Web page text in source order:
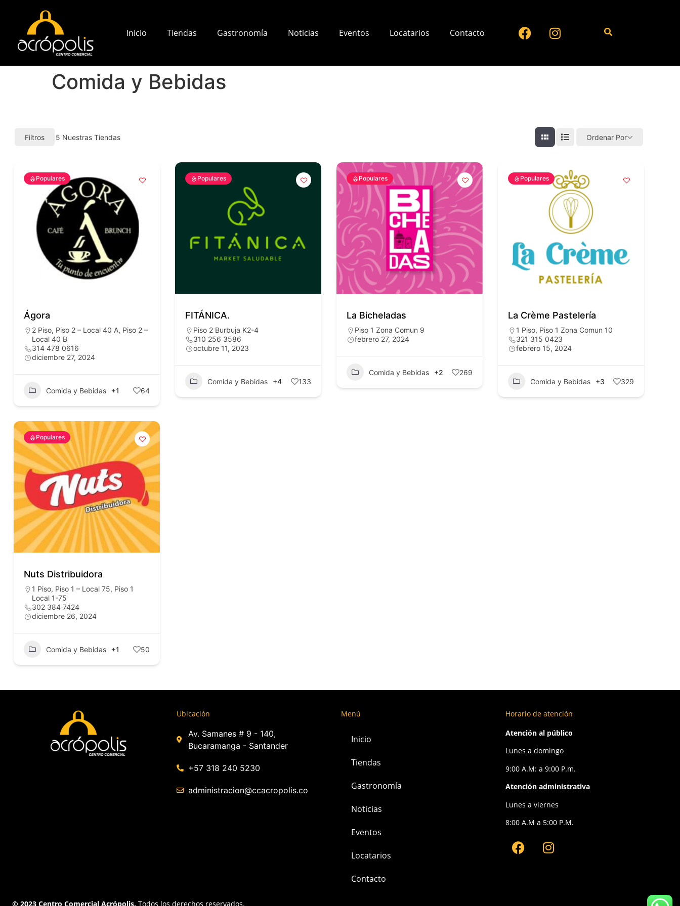
Inicio Tiendas Gastronomía Noticias Eventos Locatarios Contacto
Comida y Bebidas
Filtros 5 Nuestras Tiendas Ordenar Por
Populares
Ágora
2 Piso, Piso 2 – Local 40 A, Piso 2 –
Local 40 B
314 478 0616
diciembre 27, 2024
Comida y Bebidas +1 64
Populares
FITÁNICA.
Piso 2 Burbuja K2-4
310 256 3586
octubre 11, 2023
Comida y Bebidas +4 133
Populares
La Bicheladas
Piso 1 Zona Comun 9
febrero 27, 2024
Comida y Bebidas +2 269
Populares
La Crème Pastelería
1 Piso, Piso 1 Zona Comun 10
321 315 0423
febrero 15, 2024
Comida y Bebidas +3 329
Populares
Nuts Distribuidora
1 Piso, Piso 1 – Local 75, Piso 1
Local 1-75
302 384 7424
diciembre 26, 2024
Comida y Bebidas +1 50
Ubicación
Av. Samanes # 9 - 140,
Bucaramanga - Santander
+57 318 240 5230
administracion@ccacropolis.co
Menú
Inicio
Tiendas
Gastronomía
Noticias
Eventos
Locatarios
Contacto
Horario de atención
Atención al público
Lunes a domingo
9:00 A.M: a 9:00 P.m.
Atención administrativa
Lunes a viernes
8:00 A.M a 5:00 P.M.
© 2023 Centro Comercial Acrópolis. Todos los derechos reservados.